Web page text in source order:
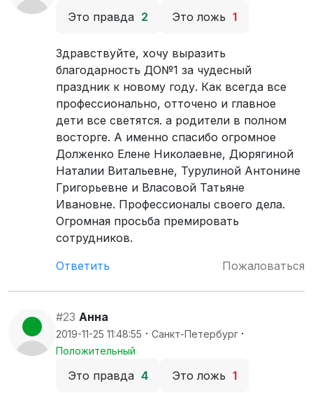
Это правда 2 Это ложь 1
Здравствуйте, хочу выразить
благодарность ДО№1 за чудесный
праздник к новому году. Как всегда все
профессионально, отточено и главное
дети все светятся. а родители в полном
восторге. А именно спасибо огромное
Долженко Елене Николаевне, Дюрягиной
Наталии Витальевне, Турулиной Антонине
Григорьевне и Власовой Татьяне
Ивановне. Профессионалы своего дела.
Огромная просьба премировать
сотрудников.
Ответить
Пожаловаться
#23 Анна
2019-11-25 11:48:55 · Санкт-Петербург ·
Положительный
Это правда 4 Это ложь 1